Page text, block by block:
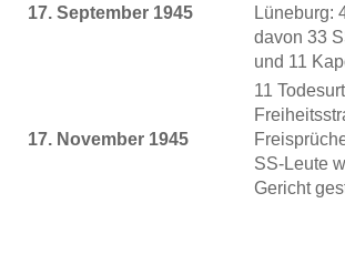
17. September 1945
Lüneburg:
davon 33
und 11
17. November 1945
11
SS-Leute
Gericht